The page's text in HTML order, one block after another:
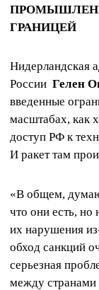
ГРАНИЦЕЙ
Нидерландская
России Гелен
введенные
масштабах, как
доступ РФ к
И ракет там
«В общем,
что они есть,
их нарушения
обход санкций
серьезная
между странами